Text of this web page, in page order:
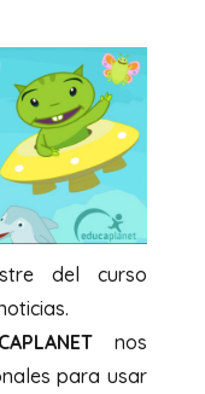
del curso
nos
para usar